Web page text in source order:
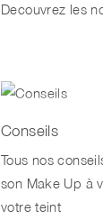
Decouvrez les
Conseils
Tous nos
son Make Up à
votre teint